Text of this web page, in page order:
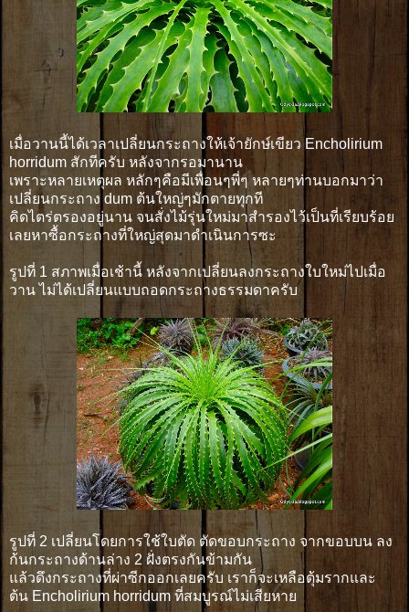
เมื่อวานนี้ได้เวลาเปลี่ยนกระถางให้เจ้ายักษ์เขียว Encholirium
horridum สักทีครับ หลังจากรอมานาน
เพราะหลายเหตุผล หลักๆคือมีเพื่อนๆพี่ๆ หลายๆท่านบอกมาว่า
เปลี่ยนกระถาง dum ต้นใหญ่ๆมักตายทุกที
คิดไตร่ตรองอยู่นาน จนสั่งไม้รุ่นใหม่มาสำรองไว้เป็นที่เรียบร้อย
เลยหาซื้อกระถางที่ใหญ่สุดมาดำเนินการซะ
รูปที่ 1 สภาพเมื่อเช้านี้ หลังจากเปลี่ยนลงกระถางใบใหม่ไปเมื่อ
วาน ไม่ได้เปลี่ยนแบบถอดกระถางธรรมดาครับ
รูปที่ 2 เปลี่ยนโดยการใช้ใบตัด ตัดขอบกระถาง จากขอบบน ลง
ก้นกระถางด้านล่าง 2 ฝั่งตรงกันข้ามกัน
แล้วดึงกระถางที่ผ่าซีกออกเลยครับ เราก็จะเหลือตุ้มรากและ
ต้น Encholirium horridum ที่สมบูรณ์ไม่เสียหาย